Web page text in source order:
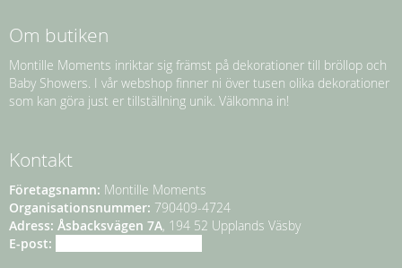
Om butiken
Montille Moments inriktar sig främst på dekorationer till bröllop och
Baby Showers. I vår webshop finner ni över tusen olika dekorationer
som kan göra just er tillställning unik. Välkomna in!
Kontakt
Företagsnamn: Montille Moments
Organisationsnummer: 790409-4724
Adress: Åsbacksvägen 7A, 194 52 Upplands Väsby
E-post: